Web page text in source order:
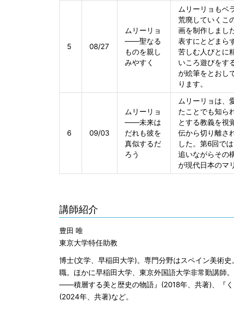
5 08/27
ムリーリョ
――聖なる
ものを親し
みやすく
ムリーリョもベ
荒廃していくこ
画を制作しまし
表すにとどまら
苦しむ人びとに
いころ遊びをす
が絵筆をとおし
ります。
6 09/03
ムリーリョ
――未来は
だれも彼を
真似するだ
ろう
ムリーリョは、
たことでも知ら
とする教義を視
伝から切り離さ
した。第6回で
追いながらその
が現代日本のマ
講師紹介
豊田 唯
東京大学特任助教
博士(文学、早稲田大学)。専門分野はスペイン美術
職。ほかに早稲田大学、東京外国語大学非常勤講師
――積層する美と歴史の物語』(2018年、共著)、『く
(2024年、共著)など。